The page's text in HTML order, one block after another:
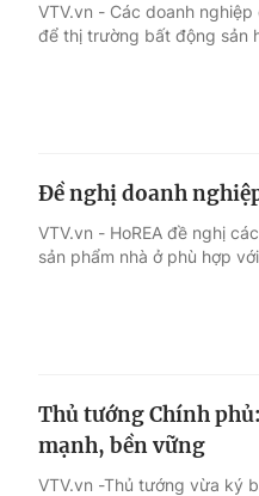
VTV.vn - Các doanh
để thị trường bất động sản
Đề nghị doanh
VTV.vn - HoREA đề nghị
sản phẩm nhà ở phù hợp
Thủ tướng Chính
mạnh, bền vững
VTV.vn -Thủ tướng vừa ký